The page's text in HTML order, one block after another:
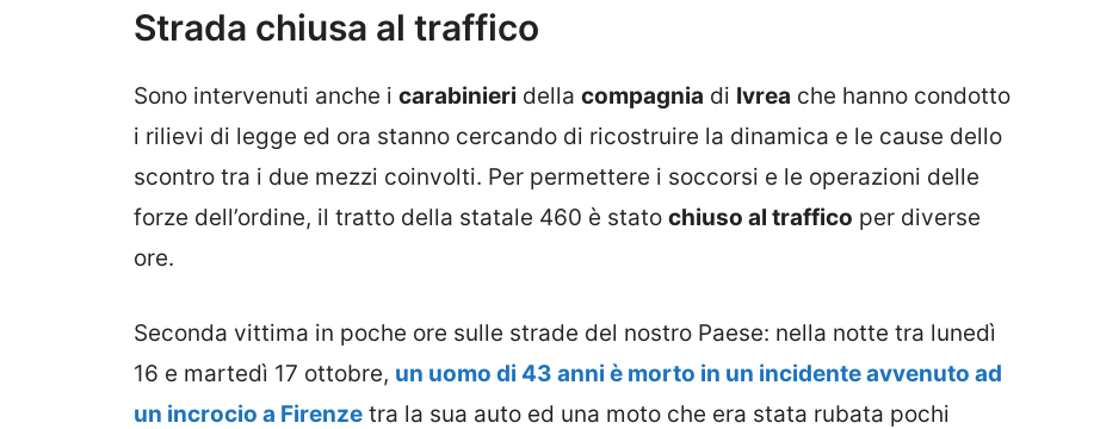
Strada chiusa al traffico
Sono intervenuti anche i carabinieri della compagnia di Ivrea che hanno condotto
i rilievi di legge ed ora stanno cercando di ricostruire la dinamica e le cause dello
scontro tra i due mezzi coinvolti. Per permettere i soccorsi e le operazioni delle
forze dell’ordine, il tratto della statale 460 è stato chiuso al traffico per diverse
ore.
Seconda vittima in poche ore sulle strade del nostro Paese: nella notte tra lunedì
16 e martedì 17 ottobre, un uomo di 43 anni è morto in un incidente avvenuto ad
un incrocio a Firenze tra la sua auto ed una moto che era stata rubata pochi